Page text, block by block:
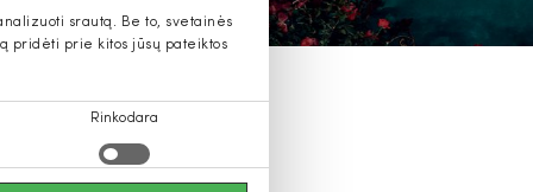
srautą. Be to, svetainės
pridėti prie kitos jūsų pateiktos
Rinkodara